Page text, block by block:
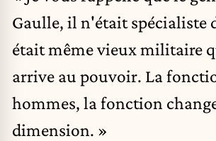
Gaulle, il n'était spécialiste
était même vieux militaire
arrive au pouvoir. La
hommes, la fonction
dimension. »